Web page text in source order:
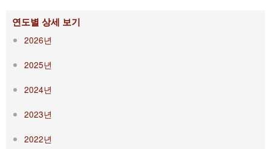
연도별 상세 보기
2026년
2025년
2024년
2023년
2022년